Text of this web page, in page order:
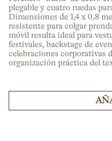
plegable y cuatro ruedas
Dimensiones de 1,4 x 0,8
resistente para colgar
móvil resulta ideal para
festivales, backstage de
celebraciones corporativas
organización práctica del